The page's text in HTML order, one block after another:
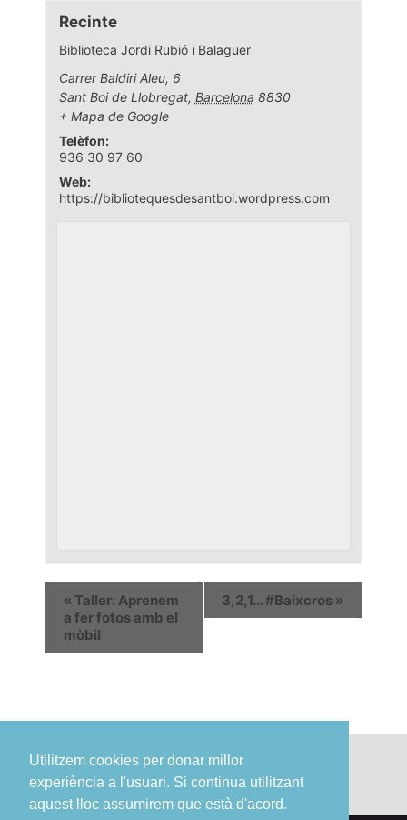
Utilitzem cookies per donar millor
experiència a l'usuari. Si continua utilitzant
aquest lloc assumirem que està d'acord.
Recinte
Biblioteca Jordi Rubió i Balaguer
Carrer Baldiri Aleu, 6
Sant Boi de Llobregat, Barcelona 8830
+ Mapa de Google
Telèfon:
936 30 97 60
Web:
https://bibliotequesdesantboi.wordpress.com
« Taller: Aprenem
a fer fotos amb el
mòbil
3,2,1… #Baixcros »